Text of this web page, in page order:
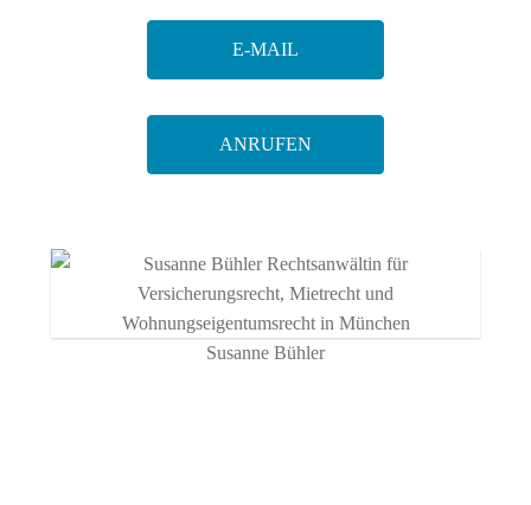
E-MAIL
ANRUFEN
Susanne Bühler